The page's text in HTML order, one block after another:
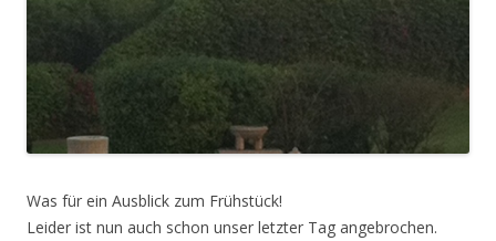
Was für ein Ausblick zum Frühstück!
Leider ist nun auch schon unser letzter Tag angebrochen.